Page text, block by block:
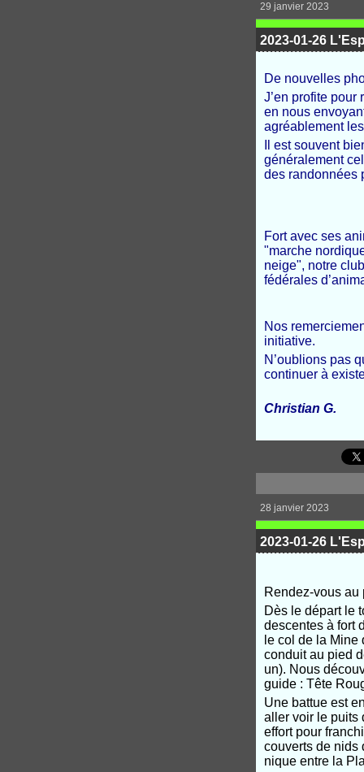
29 janvier 2023
2023-01-26
De nouvelles
J’en profite
en nous
agréablement
Il est souvent
généralement
des randonnées
Fort avec ses
"marche
neige", notre
fédérales
Nos
initiative.
N’oublions pas
continuer à
Christian G.
28 janvier 2023
2023-01-26
Rendez-vous au
Dès le départ le
descentes à fort
le col de la
conduit au pied
un). Nous
guide : Tête
Une battue est
aller voir le puits
effort pour
couverts de nids
nique entre la